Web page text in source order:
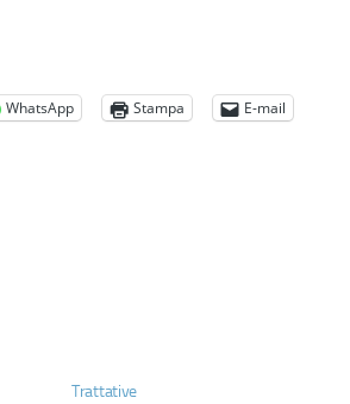
WhatsApp Stampa
E-mail
Trattative